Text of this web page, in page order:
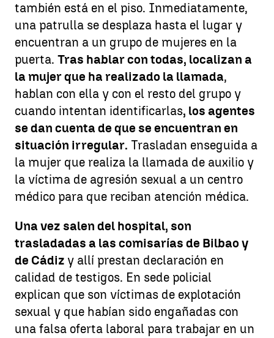
también está en el piso. Inmediatamente,
una patrulla se desplaza hasta el lugar y
encuentran a un grupo de mujeres en la
puerta. Tras hablar con todas, localizan a
la mujer que ha realizado la llamada,
hablan con ella y con el resto del grupo y
cuando intentan identificarlas, los agentes
se dan cuenta de que se encuentran en
situación irregular. Trasladan enseguida a
la mujer que realiza la llamada de auxilio y
la víctima de agresión sexual a un centro
médico para que reciban atención médica.
Una vez salen del hospital, son
trasladadas a las comisarías de Bilbao y
de Cádiz y allí prestan declaración en
calidad de testigos. En sede policial
explican que son víctimas de explotación
sexual y que habían sido engañadas con
una falsa oferta laboral para trabajar en un